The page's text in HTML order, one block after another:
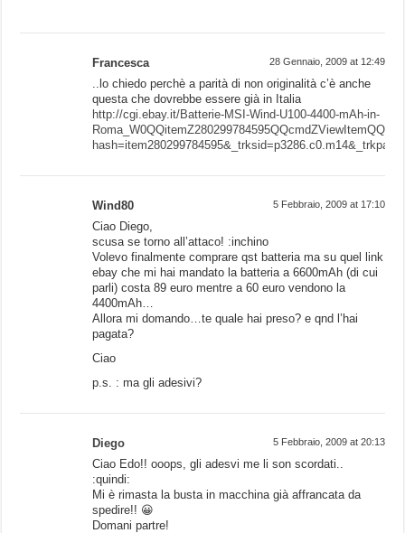
Francesca 28 Gennaio, 2009 at 12:49
..lo chiedo perchè a parità di non originalità c’è anche
questa che dovrebbe essere già in Italia
http://cgi.ebay.it/Batterie-MSI-Wind-U100-4400-mAh-in-
Wind80 5 Febbraio, 2009 at 17:10
Ciao Diego,
scusa se torno all’attaco! :inchino
Volevo finalmente comprare qst batteria ma su quel link
ebay che mi hai mandato la batteria a 6600mAh (di cui
parli) costa 89 euro mentre a 60 euro vendono la
4400mAh…
Allora mi domando…te quale hai preso? e qnd l’hai
pagata?
Ciao
p.s. : ma gli adesivi?
Diego 5 Febbraio, 2009 at 20:13
Ciao Edo!! ooops, gli adesvi me li son scordati..
:quindi:
Mi è rimasta la busta in macchina già affrancata da
spedire!! 😀
Domani partre!